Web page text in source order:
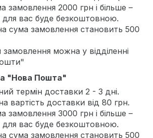
замовлення 2000 грн і більше –
для вас буде безкоштовною.
сума замовлення становить 500
можна у відділенні
"Нова Пошта"
термін доставки 2 - 3 дні.
вартість доставки від 80 грн.
замовлення 3000 грн і більше –
для вас буде безкоштовною.
сума замовлення становить 500